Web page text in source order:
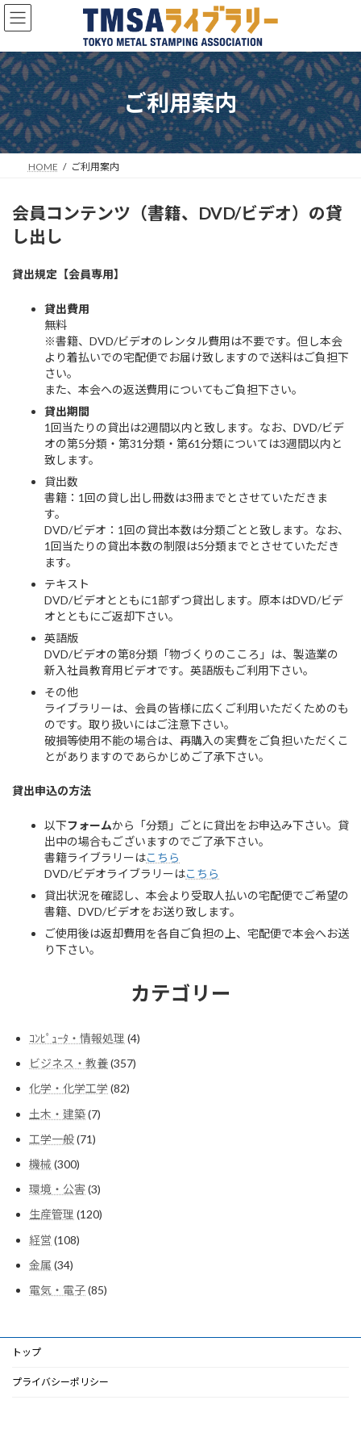
コ
ン
ン
ツ
へ
ス
キ
ッ
プ
ナ
ビ
ー
シ
ョ
ン
に
移
動
ご利用案内
HOME ご利用案内
会員コンテンツ（書籍、DVD/ビデオ）の貸
し出し
貸出規定【会員専用】
貸出費用
無料
※書籍、DVD/ビデオのレンタル費用は不要です。但し本会
より着払いでの宅配便でお届け致しますので送料はご負担下
さい。
また、本会への返送費用についてもご負担下さい。
貸出期間
1回当たりの貸出は2週間以内と致します。なお、DVD/ビデ
オの第5分類・第31分類・第61分類については3週間以内と
致します。
貸出数
書籍：1回の貸し出し冊数は3冊までとさせていただきま
す。
DVD/ビデオ：1回の貸出本数は分類ごとと致します。なお、
1回当たりの貸出本数の制限は5分類までとさせていただき
ます。
テキスト
DVD/ビデオとともに1部ずつ貸出します。原本はDVD/ビデ
オとともにご返却下さい。
英語版
DVD/ビデオの第8分類「物づくりのこころ」は、製造業の
新入社員教育用ビデオです。英語版もご利用下さい。
その他
ライブラリーは、会員の皆様に広くご利用いただくためのも
のです。取り扱いにはご注意下さい。
破損等使用不能の場合は、再購入の実費をご負担いただくこ
とがありますのであらかじめご了承下さい。
貸出申込の方法
以下フォームから「分類」ごとに貸出をお申込み下さい。貸
出中の場合もございますのでご了承下さい。
書籍ライブラリーはこちら
DVD/ビデオライブラリーはこちら
貸出状況を確認し、本会より受取人払いの宅配便でご希望の
書籍、DVD/ビデオをお送り致します。
ご使用後は返却費用を各自ご負担の上、宅配便で本会へお送
り下さい。
カテゴリー
ｺﾝﾋﾟｭｰﾀ・情報処理 44
ビジネス・教養 357357
化学・化学工学 8282
土木・建築 77
工学一般 7171
商
機械 300300
の
商
環境・公害 33
の
生産管理 120120
経営 108108
商
金属 3434
の
電気・電子 8585
商
トップ
プライバシーポリシー